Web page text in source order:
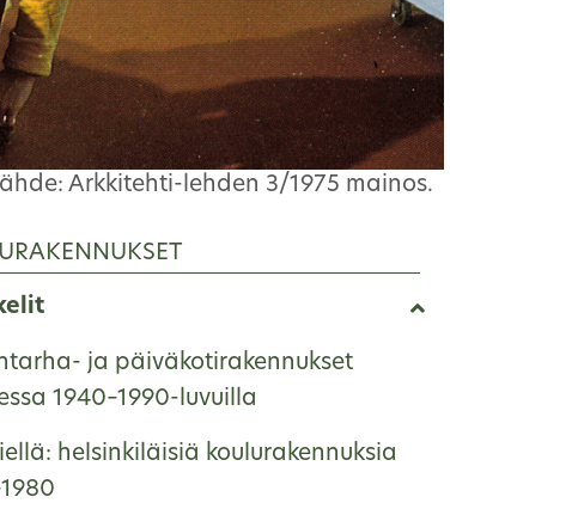
Arkkitehti-lehden 3/1975 mainos.
ja päiväkotirakennukset
1940–1990-luvuilla
helsinkiläisiä koulurakennuksia